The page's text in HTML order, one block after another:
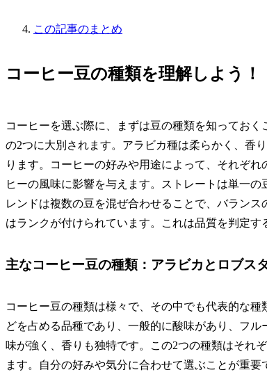
この記事のまとめ
コーヒー豆の種類を理解しよう！
コーヒーを選ぶ際に、まずは豆の種類を知ってお
の2つに大別されます。アラビカ種は柔らかく、香
ります。コーヒーの好みや用途によって、それぞ
ヒーの風味に影響を与えます。ストレートは単一
レンドは複数の豆を混ぜ合わせることで、バラン
はランクが付けられています。これは品質を判定す
主なコーヒー豆の種類：アラビカとロブス
コーヒー豆の種類は様々で、その中でも代表的な
どを占める品種であり、一般的に酸味があり、フ
味が強く、香りも独特です。この2つの種類はそれ
ます。自分の好みや気分に合わせて選ぶことが重要